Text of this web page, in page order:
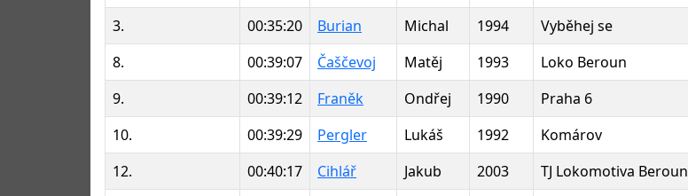
3.
00:35:20 Burian Michal 1994 Vyběhej se
8.
00:39:07 Čaščevoj Matěj 1993 Loko Beroun
9.
00:39:12 Franěk Ondřej 1990 Praha 6
10.
00:39:29 Pergler Lukáš 1992 Komárov
12.
00:40:17 Cihlář Jakub 2003 TJ Lokomotiva Beroun